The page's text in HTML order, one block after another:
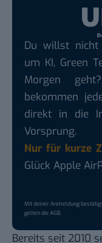
Du willst nicht
um KI, Green
Morgen
bekommen
direkt in die
Vorsprung.
Nur für kurze
Glück Apple
Mit deiner Anmeldung
gelten dieAGB.
Bereits seit 2010